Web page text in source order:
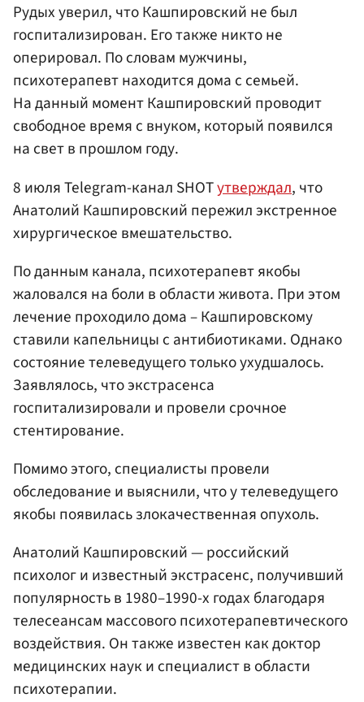
Рудых уверил, что Кашпировский не был
госпитализирован. Его также никто не
оперировал. По словам мужчины,
психотерапевт находится дома с семьей.
На данный момент Кашпировский проводит
свободное время с внуком, который появился
на свет в прошлом году.
8 июля Telegram-канал SHOTутверждал, что
Анатолий Кашпировский пережил экстренное
хирургическое вмешательство.
По данным канала, психотерапевт якобы
жаловался на боли в области живота. При этом
лечение проходило дома – Кашпировскому
ставили капельницы с антибиотиками. Однако
состояние телеведущего только ухудшалось.
Заявлялось, что экстрасенса
госпитализировали и провели срочное
стентирование.
Помимо этого, специалисты провели
обследование и выяснили, что у телеведущего
якобы появилась злокачественная опухоль.
Анатолий Кашпировский — российский
психолог и известный экстрасенс, получивший
популярность в 1980–1990-х годах благодаря
телесеансам массового психотерапевтического
воздействия. Он также известен как доктор
медицинских наук и специалист в области
психотерапии.